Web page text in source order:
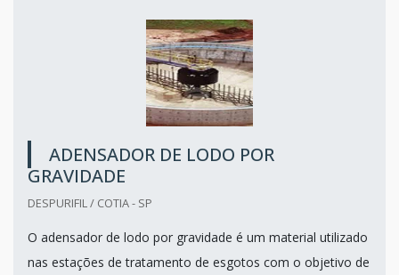
ADENSADOR DE LODO POR
GRAVIDADE
DESPURIFIL / COTIA - SP
O adensador de lodo por gravidade é um material utilizado
nas estações de tratamento de esgotos com o objetivo de